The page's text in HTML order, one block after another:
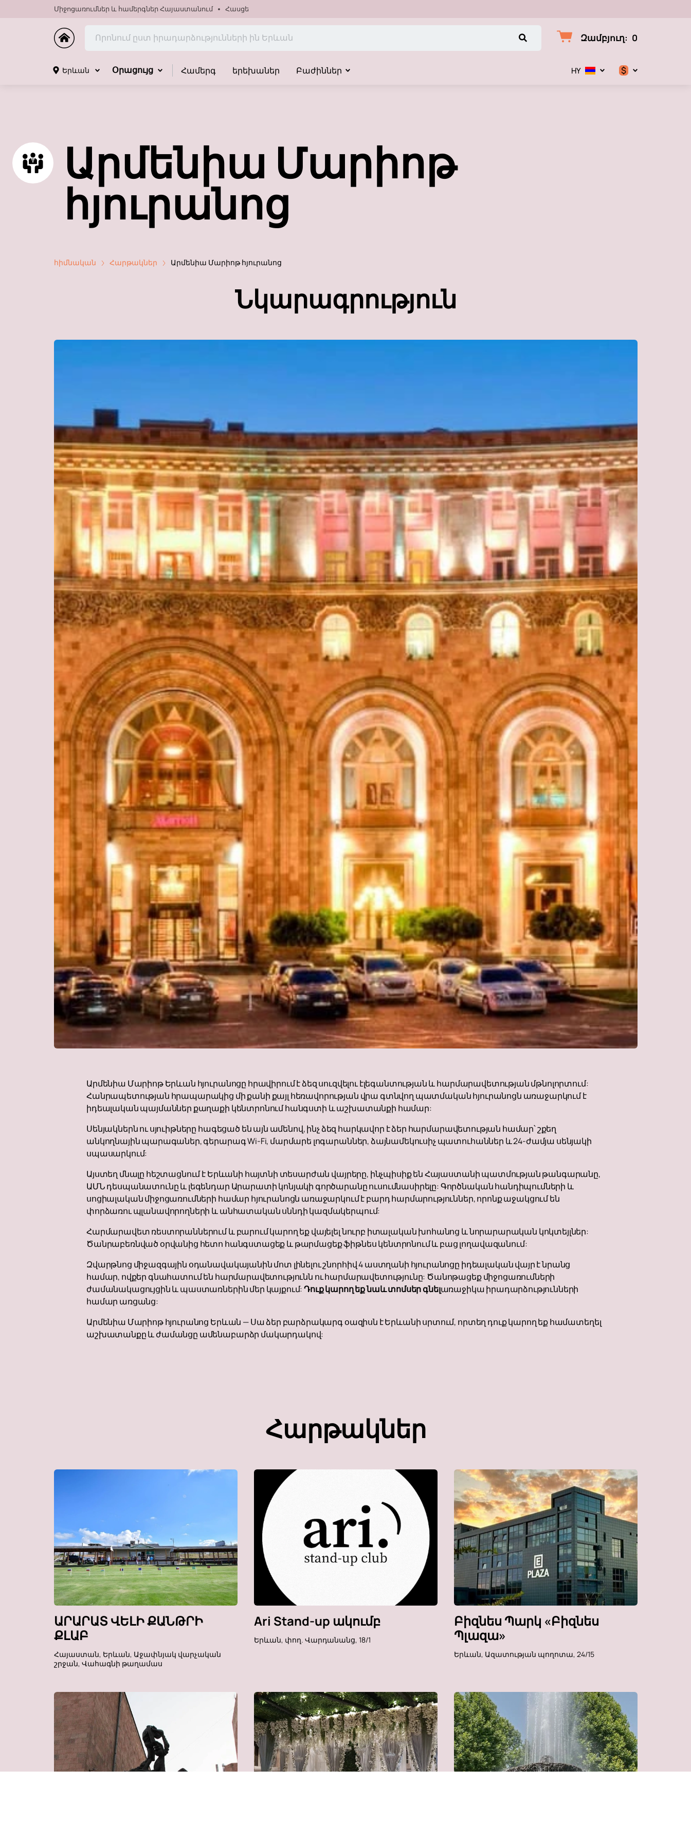
Միջոցառումներ և համերգներ Հայաստանում Հասցե
Զամբյուղ: 0
Երևան Օրացույց Համերգ երեխաներ Բաժիններ HY $
Արմենիա Մարիոթ
հյուրանոց
հիմնական Հարթակներ Արմենիա Մարիոթ հյուրանոց
Նկարագրություն
Արմենիա Մարիոթ Երևան հյուրանոցը հրավիրում է ձեզ սուզվելու էլեգանտության և հարմարավետության մթնոլորտում:
Հանրապետության հրապարակից մի քանի քայլ հեռավորության վրա գտնվող պատմական հյուրանոցն առաջարկում է
իդեալական պայմաններ քաղաքի կենտրոնում հանգստի և աշխատանքի համար:
Սենյակներն ու սյուիթները հագեցած են այն ամենով, ինչ ձեզ հարկավոր է ձեր հարմարավետության համար՝ շքեղ
անկողնային պարագաներ, գերարագ Wi-Fi, մարմարե լոգարաններ, ձայնամեկուսիչ պատուհաններ և 24-ժամյա սենյակի
սպասարկում:
Այստեղ մնալը հեշտացնում է Երևանի հայտնի տեսարժան վայրերը, ինչպիսիք են Հայաստանի պատմության թանգարանը,
ԱՄՆ դեսպանատունը և լեգենդար Արարատի կոնյակի գործարանը ուսումնասիրելը: Գործնական հանդիպումների և
սոցիալական միջոցառումների համար հյուրանոցն առաջարկում է բարդ հարմարություններ, որոնք աջակցում են
փորձառու պլանավորողների և անհատական ​​սննդի կազմակերպում:
Հարմարավետ ռեստորաններում և բարում կարող եք վայելել նուրբ իտալական խոհանոց և նորարարական կոկտեյլներ:
Ծանրաբեռնված օրվանից հետո հանգստացեք և թարմացեք ֆիթնես կենտրոնում և բաց լողավազանում:
Զվարթնոց միջազգային օդանավակայանին մոտ լինելու շնորհիվ 4 աստղանի հյուրանոցը իդեալական վայր է նրանց
համար, ովքեր գնահատում են հարմարավետությունն ու հարմարավետությունը: Ծանոթացեք միջոցառումների
ժամանակացույցին և պաստառներին մեր կայքում:Դուք կարող եք նաև տոմսեր գնելառաջիկա իրադարձությունների
համար առցանց:
Արմենիա Մարիոթ հյուրանոց Երևան — Սա ձեր բարձրակարգ օազիսն է Երևանի սրտում, որտեղ դուք կարող եք համատեղել
աշխատանքը և ժամանցը ամենաբարձր մակարդակով:
Հարթակներ
ԱՐԱՐԱՏ ՎԵԼԻ ՔԱՆԹՐԻ
ՔԼԱԲ
Հայաստան, Երևան, Աջափնյակ վարչական
շրջան, Վահագնի թաղամաս
Ari Stand-up ակումբ
Երևան, փող. Վարդանանց, 18/1
Բիզնես Պարկ «Բիզնես
Պլազա»
Երևան, Ազատության պողոտա, 24/15